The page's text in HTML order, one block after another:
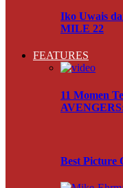
Iko Uwais
MILE 22
FEATURES
11 Momen
Best Picture